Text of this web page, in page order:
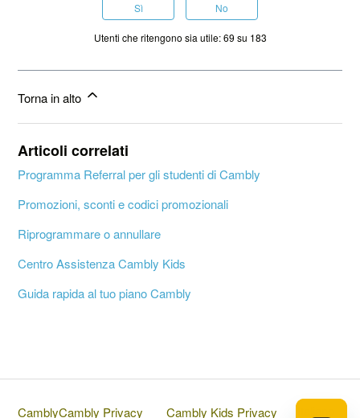
Sì No
Utenti che ritengono sia utile: 69 su 183
Torna in alto
Articoli correlati
Programma Referral per gli studenti di Cambly
Promozioni, sconti e codici promozionali
Riprogrammare o annullare
Centro Assistenza Cambly Kids
Guida rapida al tuo piano Cambly
CamblyCambly Privacy Cambly Kids Privacy